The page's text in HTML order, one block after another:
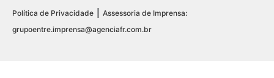
Política de Privacidade
Assessoria de Imprensa:
grupoentre.imprensa@agenciafr.com.br